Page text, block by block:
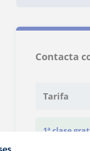
Contacta
Tarifa
1ª clase